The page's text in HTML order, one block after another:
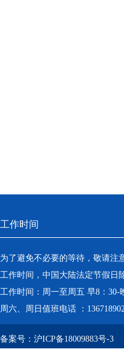
工作时间
为了避免不必要的等待，敬请注
工作时间，中国大陆法定节假日
工作时间：周一至周五 早8：30-
周六、周日值班电话 ：
备案号： 沪ICP备18009883号-3